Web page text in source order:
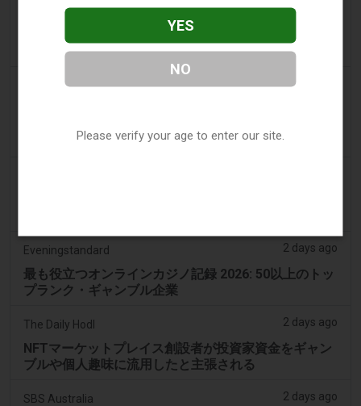
Las-vegas Review Journal a day ago
ラスベガスの旧カジノ跡地に大規模住宅プロジェクト
が承認される
Sanjhi Soch Worldwide Newspaper a day ago
Eveningstandard 2 days ago
最も役立つオンラインカジノ記録 2026: 50以上のトッ
プランク・ギャンブル企業
The Daily Hodl 2 days ago
NFTマーケットプレイス創設者が投資家資金をギャン
ブルや個人趣味に流用したと主張される
SBS Australia 2 days ago
YES
NO
Please verify your age to enter our site.